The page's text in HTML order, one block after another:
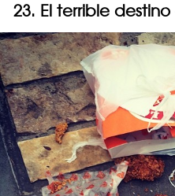
23. El terrible